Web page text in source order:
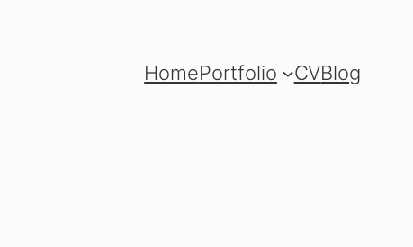
HomePortfolio CVBlog